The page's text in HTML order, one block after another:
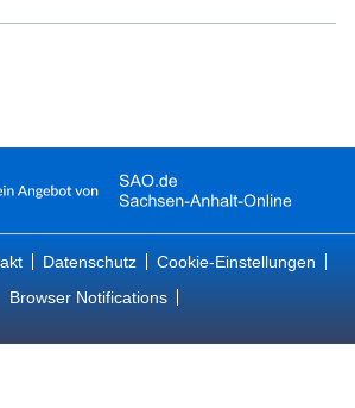
Datenschutz
Cookie-Einstellungen
Browser Notifications